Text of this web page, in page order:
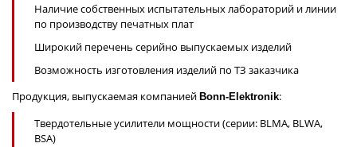
Наличие собственных испытательных лабораторий и линии
по производству печатных плат
Широкий перечень серийно выпускаемых изделий
Возможность изготовления изделий по ТЗ заказчика
Продукция, выпускаемая компанией Bonn-Elektronik:
Твердотельные усилители мощности (серии: BLMA, BLWA,
BSA)